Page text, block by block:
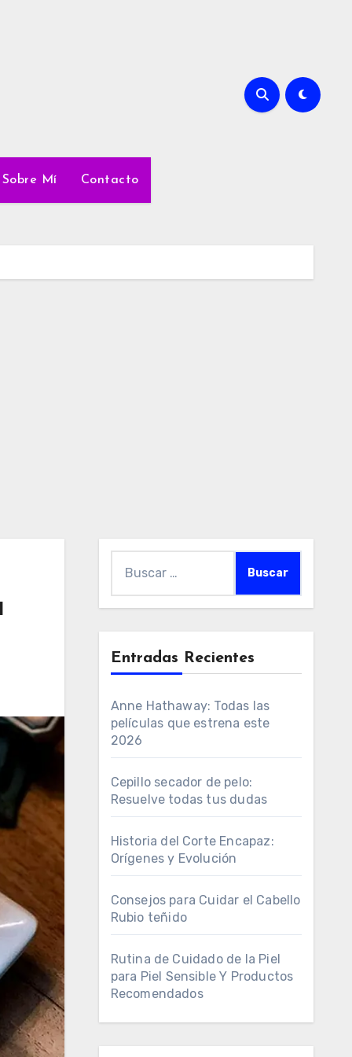
Sobre Mí Contacto
Entradas Recientes
Anne Hathaway: Todas las
películas que estrena este
2026
Cepillo secador de pelo:
Resuelve todas tus dudas
Historia del Corte Encapaz:
Orígenes y Evolución
Consejos para Cuidar el Cabello
Rubio teñido
Rutina de Cuidado de la Piel
para Piel Sensible Y Productos
Recomendados